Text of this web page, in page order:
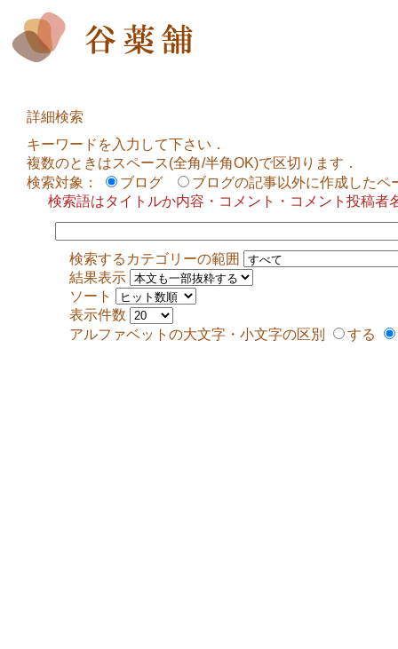
詳細検索
キーワードを入力して下さい．
複数のときはスペース(全角/半角OK)で区切ります．
検索対象：
ブログ
ブログの記事以外に作成したペ
検索語はタイトルか内容・コメント・コメント投稿者
検索するカテゴリーの範囲
結果表示
ソート
表示件数
アルファベットの大文字・小文字の区別
する